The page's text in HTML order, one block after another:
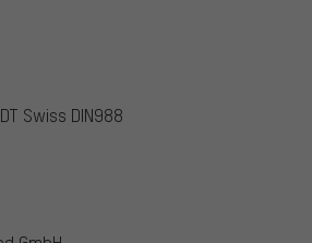
Swiss DIN988